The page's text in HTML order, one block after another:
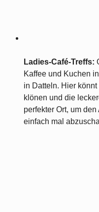
Ladies-Café-Treffs:
Kaffee und Kuchen
in Datteln. Hier
klönen und die
perfekter Ort, um
einfach mal